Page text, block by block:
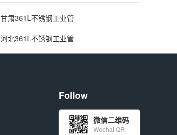
甘肃361L不锈钢工业管
河北361L不锈钢工业管
Follow
微信二维码
Wechat QR